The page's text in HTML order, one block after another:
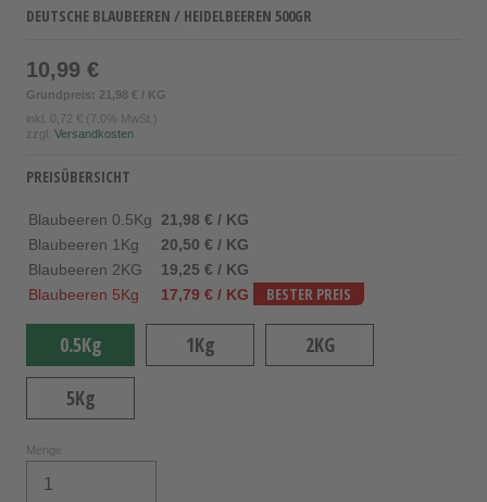
DEUTSCHE BLAUBEEREN / HEIDELBEEREN 500GR
10,99 €
Grundpreis: 21,98 € / KG
inkl. 0,72 € (7.0% MwSt.)
zzgl. Versandkosten
PREISÜBERSICHT
Blaubeeren 0.5Kg 21,98 € / KG
Blaubeeren 1Kg
20,50 € / KG
Blaubeeren 2KG
19,25 € / KG
Blaubeeren 5Kg
17,79 € / KG BESTER PREIS
0.5Kg 1Kg 2KG
5Kg
Menge